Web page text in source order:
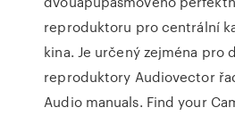
reproduktoru pro centrální
kina. Je určený zejména pro
reproduktory Audiovector
Audio manuals. Find your